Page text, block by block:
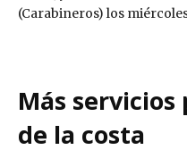
(Carabineros) los
Más
de la costa